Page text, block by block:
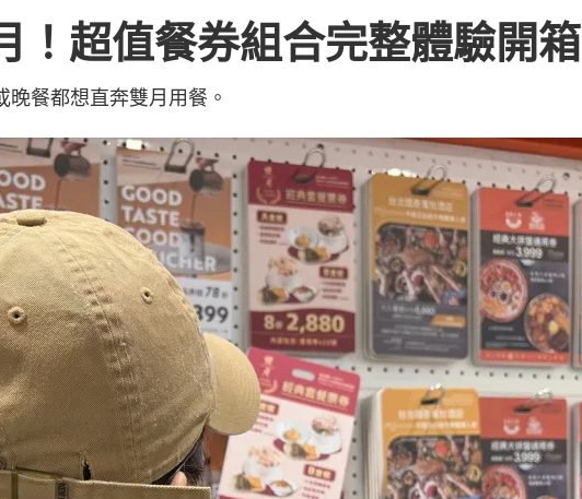
！超值餐券組合完整體驗開箱
餐都想直奔雙月用餐。